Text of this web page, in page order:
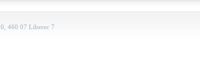
460 07 Liberec 7